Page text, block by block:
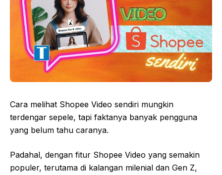
Cara melihat Shopee Video sendiri mungkin
terdengar sepele, tapi faktanya banyak pengguna
yang belum tahu caranya.
Padahal, dengan fitur Shopee Video yang semakin
populer, terutama di kalangan milenial dan Gen Z,